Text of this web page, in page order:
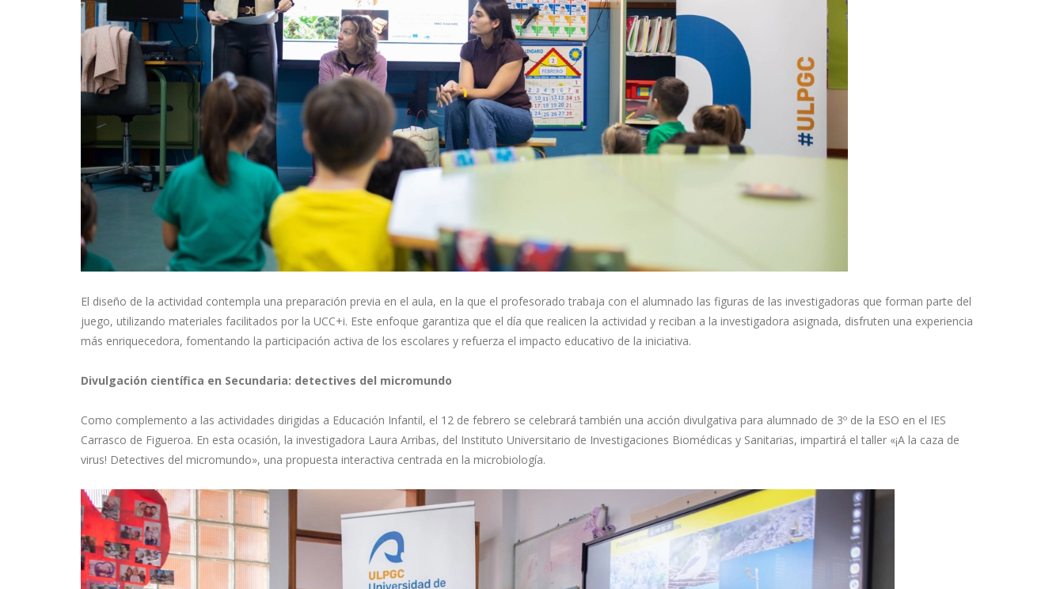
El diseño de la actividad contempla una preparación previa en el aula, en la que el profesorado trabaja con el alumnado las figuras de las investigadoras que forman parte del
juego, utilizando materiales facilitados por la UCC+i. Este enfoque garantiza que el día que realicen la actividad y reciban a la investigadora asignada, disfruten una experiencia
más enriquecedora, fomentando la participación activa de los escolares y refuerza el impacto educativo de la iniciativa.
Divulgación científica en Secundaria: detectives del micromundo
Como complemento a las actividades dirigidas a Educación Infantil, el 12 de febrero se celebrará también una acción divulgativa para alumnado de 3º de la ESO en el IES
Carrasco de Figueroa. En esta ocasión, la investigadora Laura Arribas, del Instituto Universitario de Investigaciones Biomédicas y Sanitarias, impartirá el taller «¡A la caza de
virus! Detectives del micromundo», una propuesta interactiva centrada en la microbiología.